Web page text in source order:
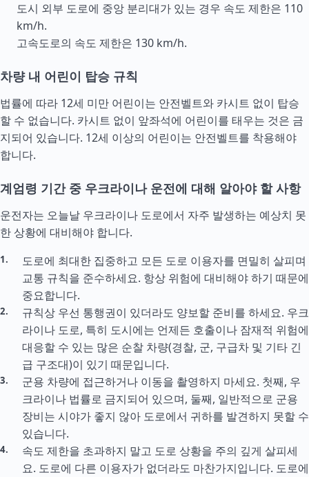
도시 외부 도로에 중앙 분리대가 있는 경우 속도 제한은 110
km/h.
고속도로의 속도 제한은 130 km/h.
차량 내 어린이 탑승 규칙
법률에 따라 12세 미만 어린이는 안전벨트와 카시트 없이 탑승
할 수 없습니다. 카시트 없이 앞좌석에 어린이를 태우는 것은 금
지되어 있습니다. 12세 이상의 어린이는 안전벨트를 착용해야
합니다.
계엄령 기간 중 우크라이나 운전에 대해 알아야 할 사항
운전자는 오늘날 우크라이나 도로에서 자주 발생하는 예상치 못
한 상황에 대비해야 합니다.
도로에 최대한 집중하고 모든 도로 이용자를 면밀히 살피며
교통 규칙을 준수하세요. 항상 위험에 대비해야 하기 때문에
중요합니다.
규칙상 우선 통행권이 있더라도 양보할 준비를 하세요. 우크
라이나 도로, 특히 도시에는 언제든 호출이나 잠재적 위험에
대응할 수 있는 많은 순찰 차량(경찰, 군, 구급차 및 기타 긴
급 구조대)이 있기 때문입니다.
군용 차량에 접근하거나 이동을 촬영하지 마세요. 첫째, 우
크라이나 법률로 금지되어 있으며, 둘째, 일반적으로 군용
장비는 시야가 좋지 않아 도로에서 귀하를 발견하지 못할 수
있습니다.
속도 제한을 초과하지 말고 도로 상황을 주의 깊게 살피세
요. 도로에 다른 이용자가 없더라도 마찬가지입니다. 도로에